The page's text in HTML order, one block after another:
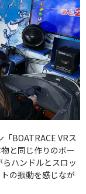
BOATRACE VRス
と同じ作りのボー
ハンドルとスロッ
の振動を感じなが